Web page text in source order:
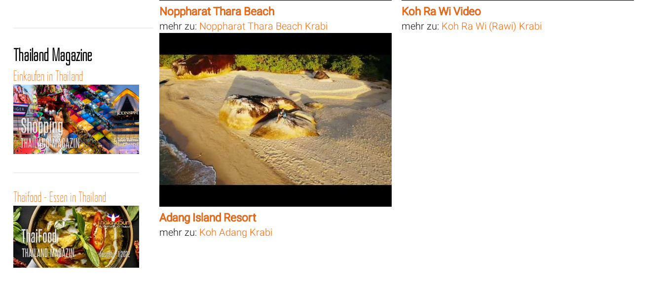
Noppharat Thara Beach
mehr zu: Noppharat Thara Beach Krabi
Koh Ra Wi Video
mehr zu: Koh Ra Wi (Rawi) Krabi
Adang Island Resort
mehr zu: Koh Adang Krabi
Thailand Magazine
Einkaufen in Thailand
Thaifood - Essen in Thailand